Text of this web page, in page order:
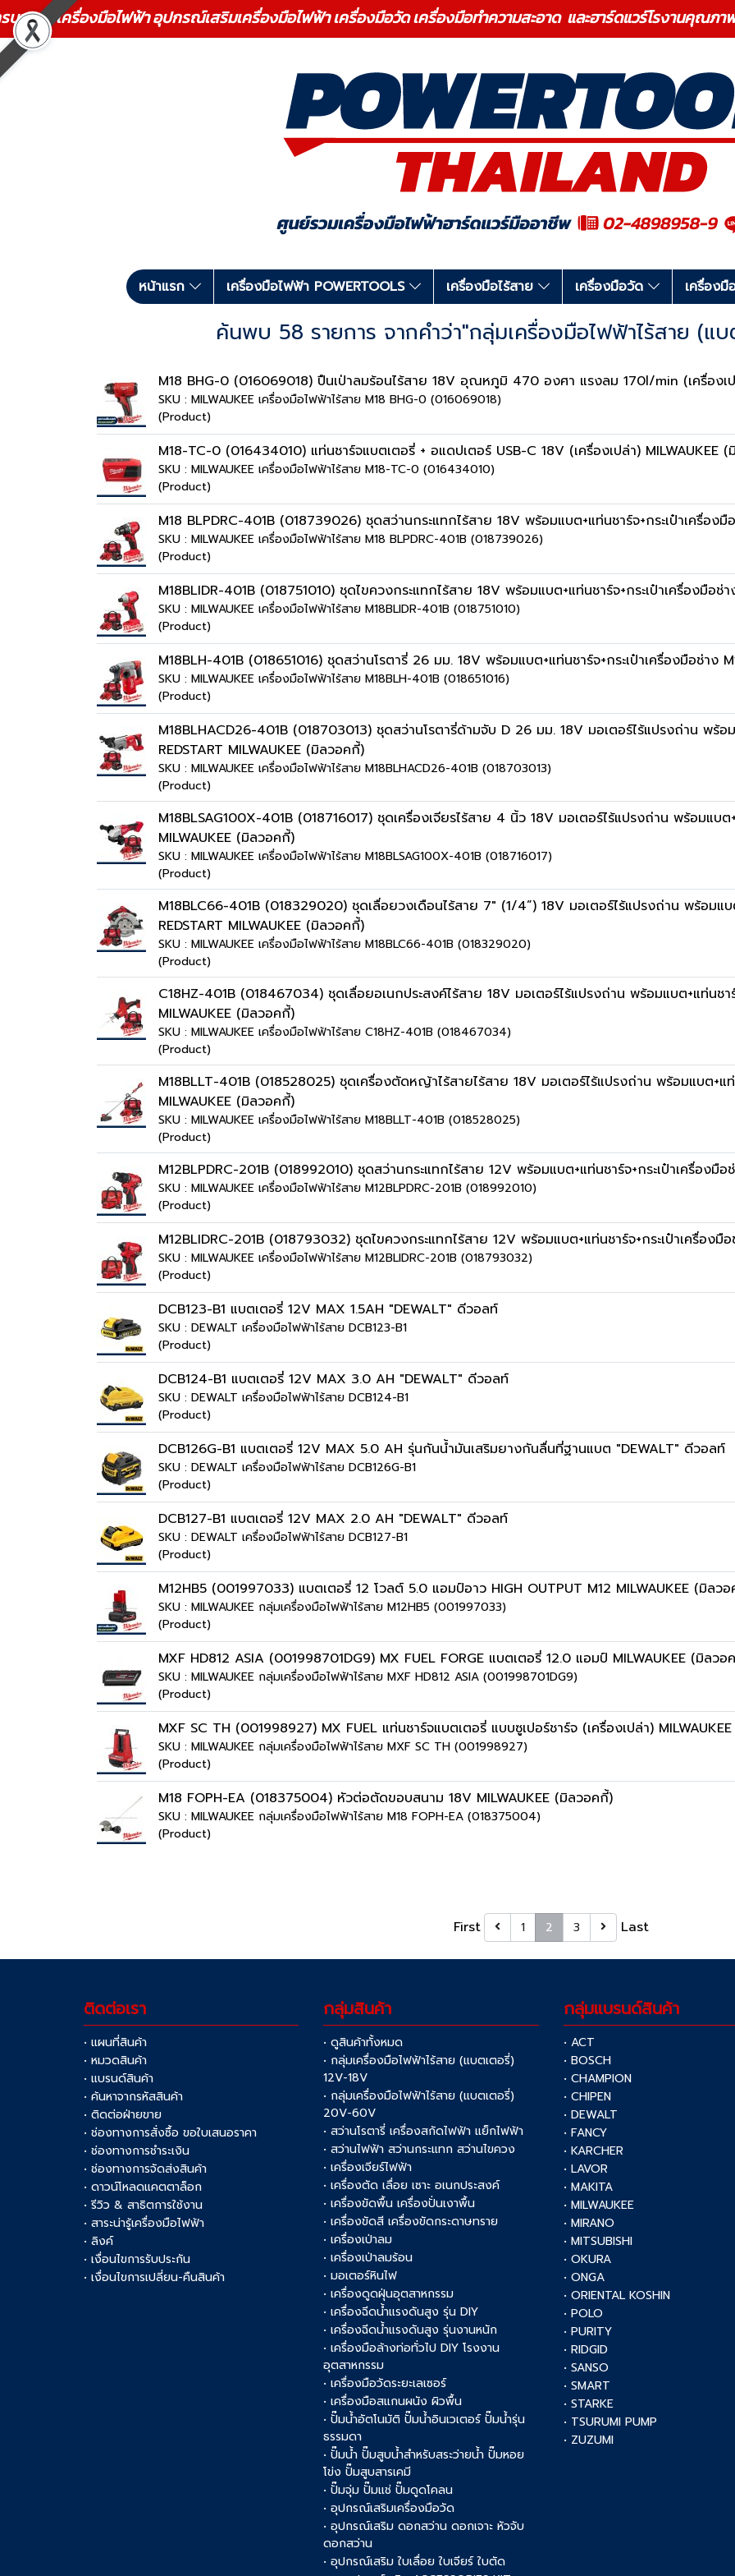
บวงจร เครื่องมือไฟฟ้า อุปกรณ์เสริมเครื่องมือไฟฟ้า เครื่องมือวัด เครื่องมือทำความสะอาด และฮาร์ดแวร์โรงานคุณภา
หน้าแรก เครื่องมือไฟฟ้า POWERTOOLS เครื่องมือไร้สาย เครื่องมือวัด เครื่องมื
ค้นพบ 58 รายการ จากคำว่า"กลุ่มเครื่องมือไฟฟ้าไร้สาย (แบ
M18 BHG-0 (016069018) ปืนเป่าลมร้อนไร้สาย 18V อุณหภูมิ 470 องศา แรงลม 170l/min (เครื่องเ
SKU : MILWAUKEE เครื่องมือไฟฟ้าไร้สาย M18 BHG-0 (016069018)
(Product)
M18-TC-0 (016434010) แท่นชาร์จแบตเตอรี่ + อแดปเตอร์ USB-C 18V (เครื่องเปล่า) MILWAUKEE
SKU : MILWAUKEE เครื่องมือไฟฟ้าไร้สาย M18-TC-0 (016434010)
(Product)
M18 BLPDRC-401B (018739026) ชุดสว่านกระแทกไร้สาย 18V พร้อมแบต+แท่นชาร์จ+กระเป๋าเครื่องมื
SKU : MILWAUKEE เครื่องมือไฟฟ้าไร้สาย M18 BLPDRC-401B (018739026)
(Product)
M18BLIDR-401B (018751010) ชุดไขควงกระแทกไร้สาย 18V พร้อมแบต+แท่นชาร์จ+กระเป๋าเครื่องมือช่
SKU : MILWAUKEE เครื่องมือไฟฟ้าไร้สาย M18BLIDR-401B (018751010)
(Product)
M18BLH-401B (018651016) ชุดสว่านโรตารี่ 26 มม. 18V พร้อมแบต+แท่นชาร์จ+กระเป๋าเครื่องมือช่าง
SKU : MILWAUKEE เครื่องมือไฟฟ้าไร้สาย M18BLH-401B (018651016)
(Product)
M18BLHACD26-401B (018703013) ชุดสว่านโรตารี่ด้ามจับ D 26 มม. 18V มอเตอร์ไร้แปรงถ่าน พร้อม
REDSTART MILWAUKEE (มิลวอคกี้)
SKU : MILWAUKEE เครื่องมือไฟฟ้าไร้สาย M18BLHACD26-401B (018703013)
(Product)
M18BLSAG100X-401B (018716017) ชุดเครื่องเจียรไร้สาย 4 นิ้ว 18V มอเตอร์ไร้แปรงถ่าน พร้อมแบต+
MILWAUKEE (มิลวอคกี้)
SKU : MILWAUKEE เครื่องมือไฟฟ้าไร้สาย M18BLSAG100X-401B (018716017)
(Product)
M18BLC66-401B (018329020) ชุดเลื่อยวงเดือนไร้สาย 7" (1/4”) 18V มอเตอร์ไร้แปรงถ่าน พร้อมแบ
REDSTART MILWAUKEE (มิลวอคกี้)
SKU : MILWAUKEE เครื่องมือไฟฟ้าไร้สาย M18BLC66-401B (018329020)
(Product)
C18HZ-401B (018467034) ชุดเลื่อยอเนกประสงค์ไร้สาย 18V มอเตอร์ไร้แปรงถ่าน พร้อมแบต+แท่นชาร์
MILWAUKEE (มิลวอคกี้)
SKU : MILWAUKEE เครื่องมือไฟฟ้าไร้สาย C18HZ-401B (018467034)
(Product)
M18BLLT-401B (018528025) ชุดเครื่องตัดหญ้าไร้สายไร้สาย 18V มอเตอร์ไร้แปรงถ่าน พร้อมแบต+แท่
MILWAUKEE (มิลวอคกี้)
SKU : MILWAUKEE เครื่องมือไฟฟ้าไร้สาย M18BLLT-401B (018528025)
(Product)
M12BLPDRC-201B (018992010) ชุดสว่านกระแทกไร้สาย 12V พร้อมแบต+แท่นชาร์จ+กระเป๋าเครื่องมือ
SKU : MILWAUKEE เครื่องมือไฟฟ้าไร้สาย M12BLPDRC-201B (018992010)
(Product)
M12BLIDRC-201B (018793032) ชุดไขควงกระแทกไร้สาย 12V พร้อมแบต+แท่นชาร์จ+กระเป๋าเครื่องมื
SKU : MILWAUKEE เครื่องมือไฟฟ้าไร้สาย M12BLIDRC-201B (018793032)
(Product)
DCB123-B1 แบตเตอรี่ 12V MAX 1.5AH "DEWALT" ดีวอลท์
SKU : DEWALT เครื่องมือไฟฟ้าไร้สาย DCB123-B1
(Product)
DCB124-B1 แบตเตอรี่ 12V MAX 3.0 AH "DEWALT" ดีวอลท์
SKU : DEWALT เครื่องมือไฟฟ้าไร้สาย DCB124-B1
(Product)
DCB126G-B1 แบตเตอรี่ 12V MAX 5.0 AH รุ่นกันน้ำมันเสริมยางกันลื่นที่ฐานแบต "DEWALT" ดีวอลท์
SKU : DEWALT เครื่องมือไฟฟ้าไร้สาย DCB126G-B1
(Product)
DCB127-B1 แบตเตอรี่ 12V MAX 2.0 AH "DEWALT" ดีวอลท์
SKU : DEWALT เครื่องมือไฟฟ้าไร้สาย DCB127-B1
(Product)
M12HB5 (001997033) แบตเตอรี่ 12 โวลต์ 5.0 แอมป์อาว HIGH OUTPUT M12 MILWAUKEE (มิลว
SKU : MILWAUKEE กลุ่มเครื่องมือไฟฟ้าไร้สาย M12HB5 (001997033)
(Product)
MXF HD812 ASIA (001998701DG9) MX FUEL FORGE แบตเตอรี่ 12.0 แอมป์ MILWAUKEE (มิลวอ
SKU : MILWAUKEE กลุ่มเครื่องมือไฟฟ้าไร้สาย MXF HD812 ASIA (001998701DG9)
(Product)
MXF SC TH (001998927) MX FUEL แท่นชาร์จแบตเตอรี่ แบบซูเปอร์ชาร์จ (เครื่องเปล่า)
SKU : MILWAUKEE กลุ่มเครื่องมือไฟฟ้าไร้สาย MXF SC TH (001998927)
(Product)
M18 FOPH-EA (018375004) หัวต่อตัดขอบสนาม 18V MILWAUKEE (มิลวอคกี้)
SKU : MILWAUKEE กลุ่มเครื่องมือไฟฟ้าไร้สาย M18 FOPH-EA (018375004)
(Product)
First 1 2 3 Last
ติดต่อเรา
• แผนที่สินค้า
• หมวดสินค้า
• แบรนด์สินค้า
• ค้นหาจากรหัสสินค้า
• ติดต่อฝ่ายขาย
• ช่องทางการสั่งซื้อ ขอใบเสนอราคา
• ช่องทางการชำระเงิน
• ช่องทางการจัดส่งสินค้า
• ดาวน์โหลดแคตตาล็อก
• รีวิว & สาธิตการใช้งาน
• สาระน่ารู้เครื่องมือไฟฟ้า
• ลิงค์
• เงื่อนไขการรับประกัน
• เงื่อนไขการเปลี่ยน-คืนสินค้า
กลุ่มสินค้า
• ดูสินค้าทั้งหมด
• กลุ่มเครื่องมือไฟฟ้าไร้สาย (แบตเตอรี่)
12V-18V
• กลุ่มเครื่องมือไฟฟ้าไร้สาย (แบตเตอรี่)
20V-60V
• สว่านโรตารี่ เครื่องสกัดไฟฟ้า แย็กไฟฟ้า
• สว่านไฟฟ้า สว่านกระแทก สว่านไขควง
• เครื่องเจียร์ไฟฟ้า
• เครื่องตัด เลื่อย เซาะ อเนกประสงค์
• เครื่องขัดพื้น เครื่องปั่นเงาพื้น
• เครื่องขัดสี เครื่องขัดกระดาษทราย
• เครื่องเป่าลม
• เครื่องเป่าลมร้อน
• มอเตอร์หินไฟ
• เครื่องดูดฝุ่นอุตสาหกรรม
• เครื่องฉีดน้ำแรงดันสูง รุ่น DIY
• เครื่องฉีดน้ำแรงดันสูง รุ่นงานหนัก
• เครื่องมือล้างท่อทั่วไป DIY โรงงาน
อุตสาหกรรม
• เครื่องมือวัดระยะเลเซอร์
• เครื่องมือสแกนผนัง ผิวพื้น
• ปั๊มน้ำอัตโนมัติ ปั๊มน้ำอินเวเตอร์ ปั๊มน้ำรุ่น
ธรรมดา
• ปั๊มน้ำ ปั๊มสูบน้ำสำหรับสระว่ายน้ำ ปั๊มหอย
โข่ง ปั๊มสูบสารเคมี
• ปั๊มจุ่ม ปั๊มแช่ ปั๊มดูดโคลน
• อุปกรณ์เสริมเครื่องมือวัด
• อุปกรณ์เสริม ดอกสว่าน ดอกเจาะ หัวจับ
ดอกสว่าน
• อุปกรณ์เสริม ใบเลื่อย ใบเจียร์ ใบตัด
กลุ่มแบรนด์สินค้า
• ACT
• BOSCH
• CHAMPION
• CHIPEN
• DEWALT
• FANCY
• KARCHER
• LAVOR
• MAKITA
• MILWAUKEE
• MIRANO
• MITSUBISHI
• OKURA
• ONGA
• ORIENTAL KOSHIN
• POLO
• PURITY
• RIDGID
• SANSO
• SMART
• STARKE
• TSURUMI PUMP
• ZUZUMI